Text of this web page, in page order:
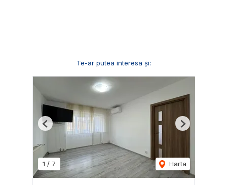
Te-ar putea interesa și:
1 / 7 Harta
Previous Next